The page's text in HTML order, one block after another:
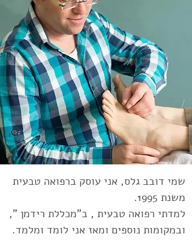
שמי דובב גלס, אני עוסק ברפואה טבעית
משנת 1995.
למדתי רפואה טבעית , ב"מכללת רידמן ",
ובמקומות נוספים ומאז אני לומד ומלמד.